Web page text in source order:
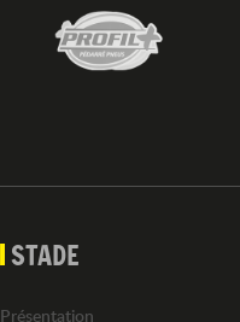
STADE
Présentation